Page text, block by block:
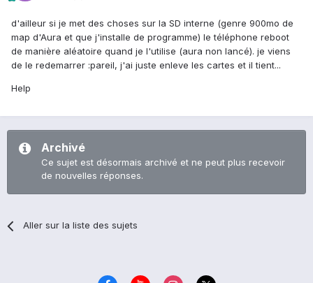
d'ailleur si je met des choses sur la SD interne (genre 900mo de
map d'Aura et que j'installe de programme) le téléphone reboot
de manière aléatoire quand je l'utilise (aura non lancé). je viens
de le redemarrer :pareil, j'ai juste enleve les cartes et il tient...
Help
Archivé
Ce sujet est désormais archivé et ne peut plus recevoir
de nouvelles réponses.
Aller sur la liste des sujets